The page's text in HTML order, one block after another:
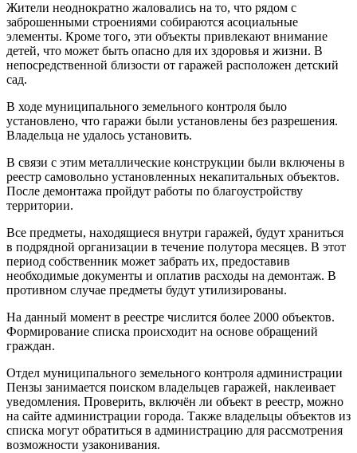
Жители неоднократно жаловались на то, что рядом с
заброшенными строениями собираются асоциальные
элементы. Кроме того, эти объекты привлекают внимание
детей, что может быть опасно для их здоровья и жизни. В
непосредственной близости от гаражей расположен детский
сад.
В ходе муниципального земельного контроля было
установлено, что гаражи были установлены без разрешения.
Владельца не удалось установить.
В связи с этим металлические конструкции были включены в
реестр самовольно установленных некапитальных объектов.
После демонтажа пройдут работы по благоустройству
территории.
Все предметы, находящиеся внутри гаражей, будут храниться
в подрядной организации в течение полутора месяцев. В этот
период собственник может забрать их, предоставив
необходимые документы и оплатив расходы на демонтаж. В
противном случае предметы будут утилизированы.
На данный момент в реестре числится более 2000 объектов.
Формирование списка происходит на основе обращений
граждан.
Отдел муниципального земельного контроля администрации
Пензы занимается поиском владельцев гаражей, наклеивает
уведомления. Проверить, включён ли объект в реестр, можно
на сайте администрации города. Также владельцы объектов из
списка могут обратиться в администрацию для рассмотрения
возможности узаконивания.